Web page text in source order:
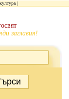
заглавия!